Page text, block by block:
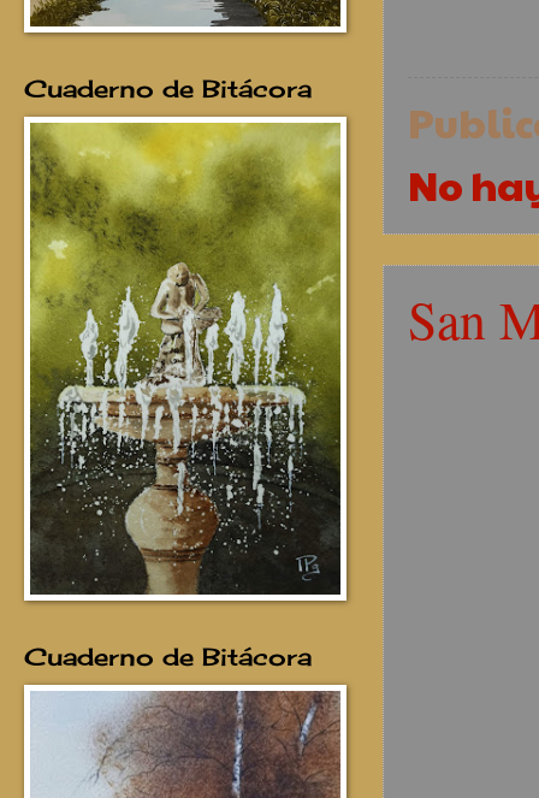
No
San
Cuaderno de Bitácora
Cuaderno de Bitácora